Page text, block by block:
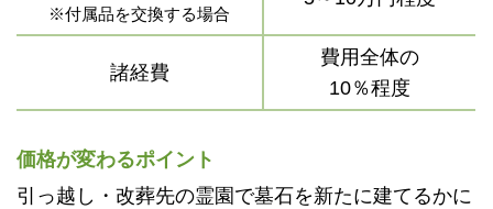
※付属品を交換する場合
諸経費
費用全体の
10％程度
価格が変わるポイント
引っ越し・改葬先の霊園で墓石を新たに建てるかに